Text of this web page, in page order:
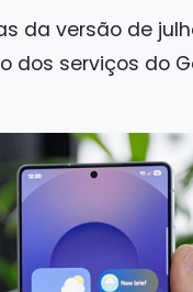
da versão de
dos serviços do